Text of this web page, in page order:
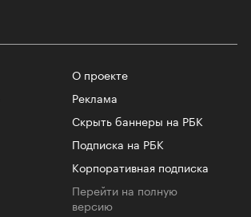
О проекте
Реклама
Скрыть баннеры на РБК
Подписка на РБК
Корпоративная подписка
Перейти на полную
версию